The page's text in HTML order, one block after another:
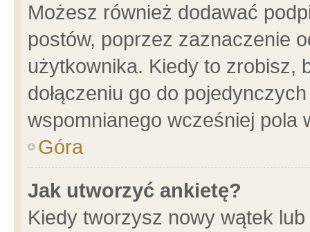
Możesz również dodawać
postów, poprzez zaznaczenie
użytkownika. Kiedy to zrobisz,
dołączeniu go do
wspomnianego wcześniej pola
Góra
Jak utworzyć ankietę?
Kiedy tworzysz nowy wątek